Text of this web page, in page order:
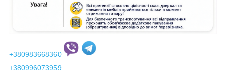
+380983668360
+380996073959